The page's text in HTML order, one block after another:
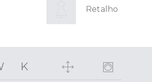
Retalho